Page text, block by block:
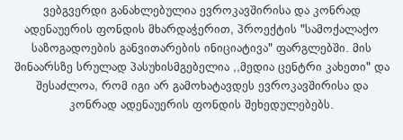
ვებგვერდი განახლებულია ევროკავშირისა და კონრად
ადენაუერის ფონდის მხარდაჭერით, პროექტის "სამოქალაქო
საზოგადოების განვითარების ინიციატივა" ფარგლებში. მის
შინაარსზე სრულად პასუხისმგებელია ,,მედია ცენტრი კახეთი" და
შესაძლოა, რომ იგი არ გამოხატავდეს ევროკავშირისა და
კონრად ადენაუერის ფონდის შეხედულებებს.